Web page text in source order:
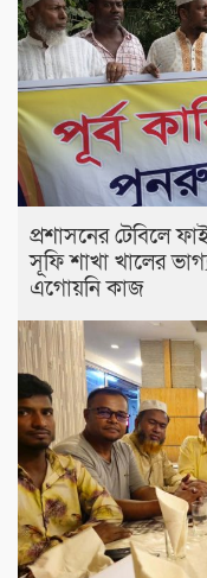
প্রশাসনের টেবিলে
সূফি শাখা খালের
এগোয়নি কাজ